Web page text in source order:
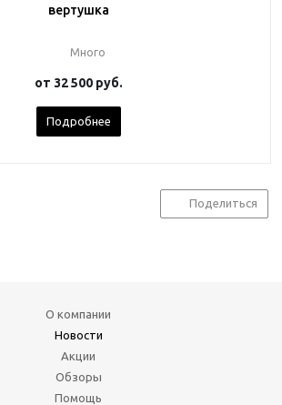
вертушка
Много
от 32 500 руб.
Подробнее
Поделиться
О компании
Новости
Акции
Обзоры
Помощь